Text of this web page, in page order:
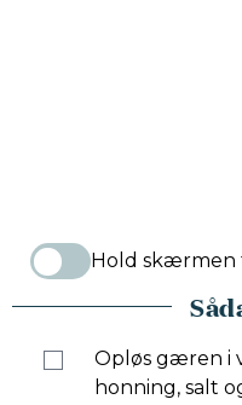
Hold
Opløs gæren i
honning, salt